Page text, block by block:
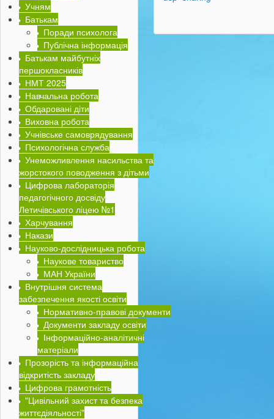
Учням
Батькам
Поради психолога
Публічна інформація
Батькам майбутніх
першокласників
НМТ 2025
Навчальна робота
Обдаровані діти
Виховна робота
Учнівське самоврядування
Психологічна служба
Унеможливлення насильства та
жорстокого поводження з дітьми
Цифрова лабораторія
педагогічного досвіду
Летичівського ліцею №1
Харчування
Накази
Науково-дослідницька робота
Наукове товариство
МАН України
Внутрішня система
забезпечення якості освіти
Нормативно-правові документи
Документи закладу освіти
Інформаційно-аналітичні
матеріали
Прозорість та інформаційна
відкритість закладу
Цифрова грамотність
"Цивільний захист та безпека
життєдіяльності"